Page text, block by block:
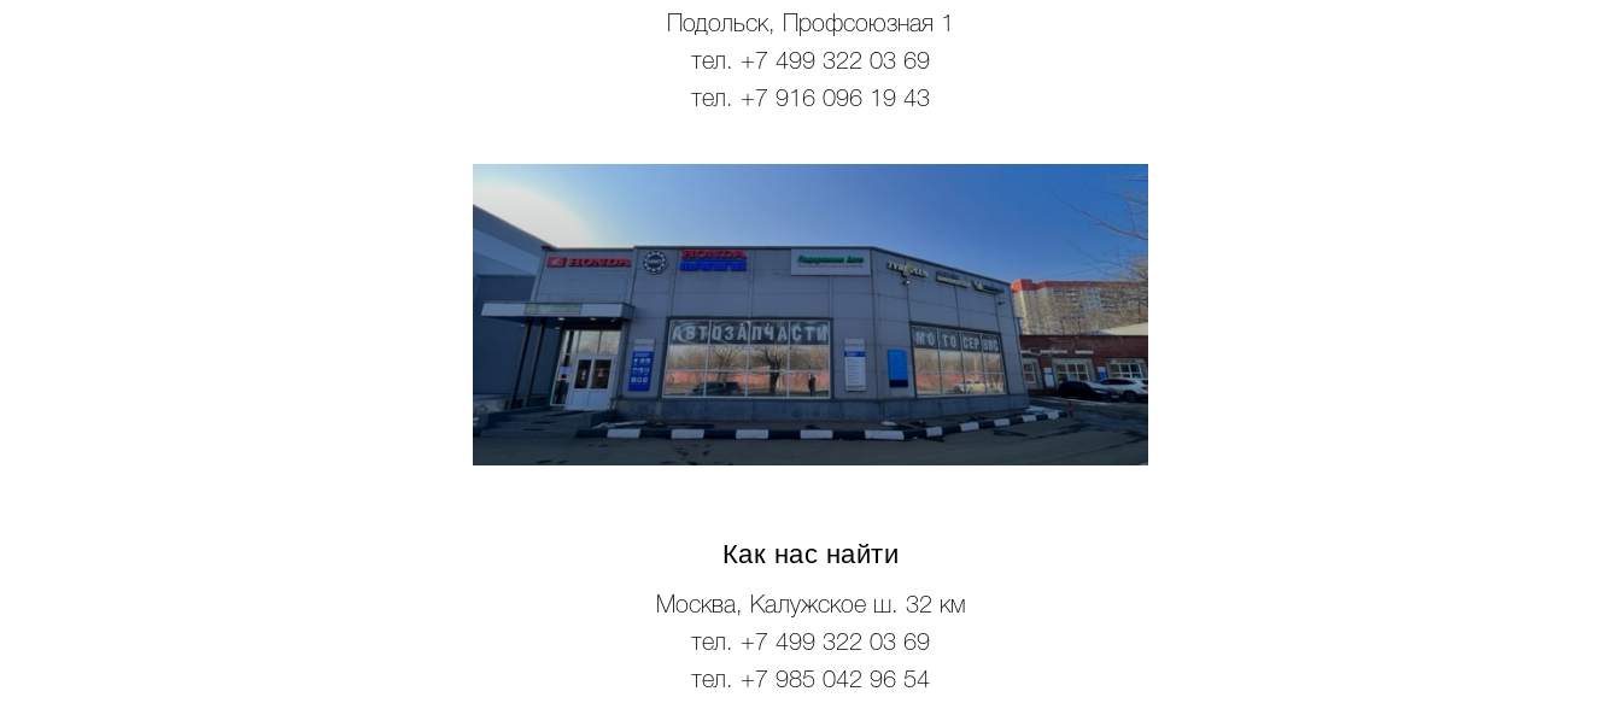
Подольск, Профсоюзная 1
тел. +7 499 322 03 69
тел. +7 916 096 19 43
Как нас найти
Москва, Калужское ш. 32 км
тел. +7 499 322 03 69
тел. +7 985 042 96 54